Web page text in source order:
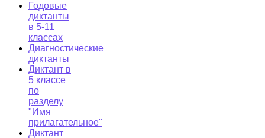
Годовые
диктанты
в 5-11
классах
Диагностические
диктанты
Диктант в
5 классе
по
разделу
"Имя
прилагательное"
Диктант